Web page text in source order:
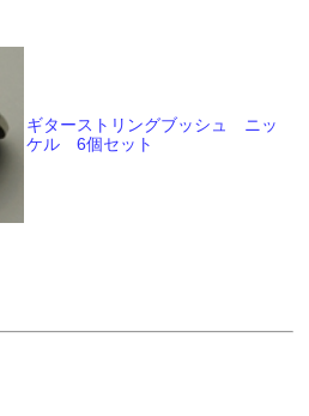
ギターストリングブッシュ ニッ
ケル 6個セット